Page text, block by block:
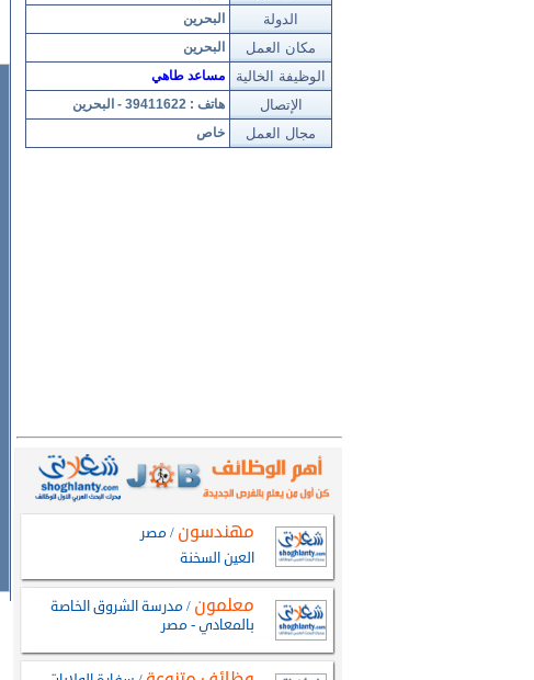
البحرين الدولة
البحرين مكان العمل
مساعد طاهي الوظيفة الخالية
هاتف : 39411622 - البحرين الإتصال
خاص مجال العمل